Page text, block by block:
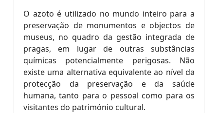
O azoto é utilizado no mundo inteiro para a
preservação de monumentos e objectos de
museus, no quadro da gestão integrada de
pragas, em lugar de outras substâncias
químicas potencialmente perigosas. Não
existe uma alternativa equivalente ao nível da
protecção da preservação e da saúde
humana, tanto para o pessoal como para os
visitantes do património cultural.